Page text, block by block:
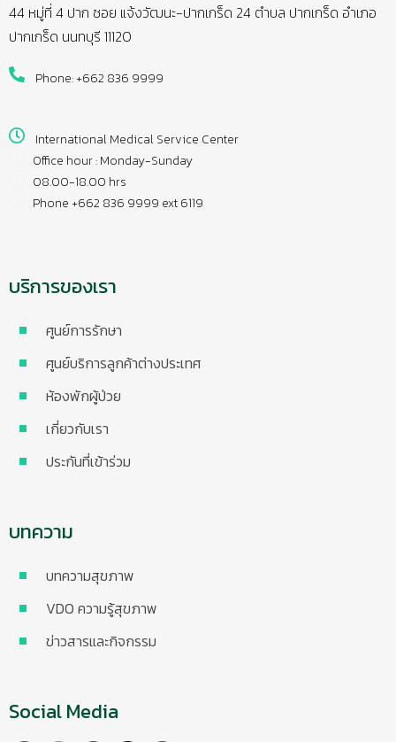
44 หมู่ที่ 4 ปาก ซอย แจ้งวัฒนะ-ปากเกร็ด 24 ตำบล ปากเกร็ด อำเภอ
ปากเกร็ด นนทบุรี 11120
Phone: +662 836 9999
International Medical Service Center
Office hour : Monday-Sunday
08.00-18.00 hrs
Phone +662 836 9999 ext 6119
บริการของเรา
ศูนย์การรักษา
ศูนย์บริการลูกค้าต่างประเทศ
ห้องพักผู้ป่วย
เกี่ยวกับเรา
ประกันที่เข้าร่วม
บทความ
บทความสุขภาพ
VDO ความรู้สุขภาพ
ข่าวสารและกิจกรรม
Social Media